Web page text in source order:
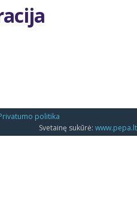
politika
Svetainę sukūrė: www.pepa.lt